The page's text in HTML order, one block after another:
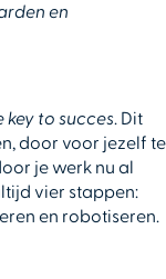
en
key to succes. Dit
door voor jezelf te
je werk nu al
vier stappen:
en robotiseren.